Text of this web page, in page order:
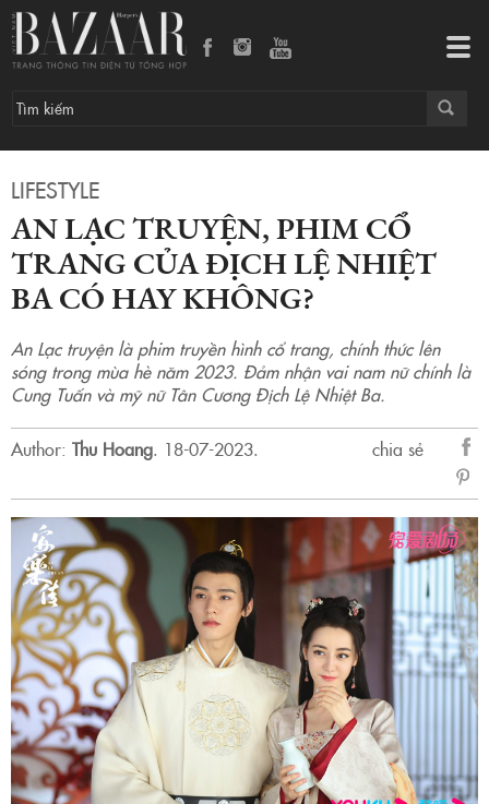
LIFESTYLE
AN LẠC TRUYỆN, PHIM CỔ
TRANG CỦA ĐỊCH LỆ NHIỆT
BA CÓ HAY KHÔNG?
An Lạc truyện là phim truyền hình cổ trang, chính thức lên
sóng trong mùa hè năm 2023. Đảm nhận vai nam nữ chính là
Cung Tuấn và mỹ nữ Tân Cương Địch Lệ Nhiệt Ba.
Author: Thu Hoang. 18-07-2023.
chia sẻ
sẻ